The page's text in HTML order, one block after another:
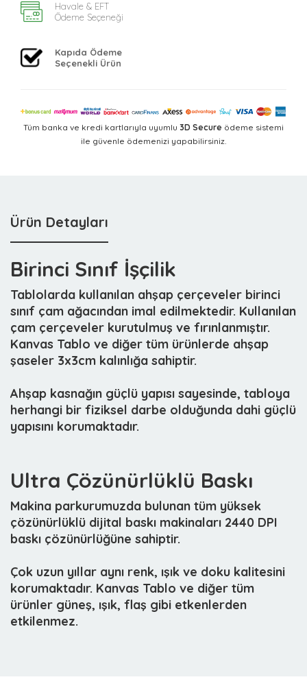
Havale & EFT
Ödeme Seçeneği
Kapıda Ödeme
Seçenekli Ürün
Tüm banka ve kredi kartlarıyla uyumlu 3D Secure ödeme sistemi
ile güvenle ödemenizi yapabilirsiniz.
Ürün Detayları
Birinci Sınıf İşçilik
Tablolarda kullanılan ahşap çerçeveler birinci
sınıf çam ağacından imal edilmektedir. Kullanılan
çam çerçeveler kurutulmuş ve fırınlanmıştır.
Kanvas Tablo ve diğer tüm ürünlerde ahşap
şaseler 3x3cm kalınlığa sahiptir.
Ahşap kasnağın güçlü yapısı sayesinde, tabloya
herhangi bir fiziksel darbe olduğunda dahi güçlü
yapısını korumaktadır.
Ultra Çözünürlüklü Baskı
Makina parkurumuzda bulunan tüm yüksek
çözünürlüklü dijital baskı makinaları 2440 DPI
baskı çözünürlüğüne sahiptir.
Çok uzun yıllar aynı renk, ışık ve doku kalitesini
korumaktadır. Kanvas Tablo ve diğer tüm
ürünler güneş, ışık, flaş gibi etkenlerden
etkilenmez.